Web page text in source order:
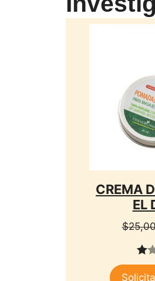
CREMA
EL
$
1.